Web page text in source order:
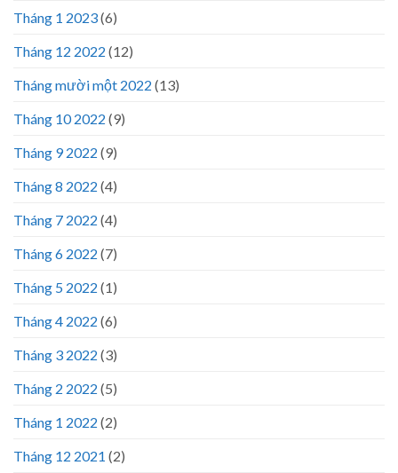
Tháng 1 2023(6)
Tháng 12 2022 (12)
Tháng mười một 2022 (13)
Tháng 10 2022 (9)
Tháng 9 2022 (9)
Tháng 8 2022 (4)
Tháng 7 2022 (4)
Tháng 6 2022 (7)
Tháng 5 2022 (1)
Tháng 4 2022 (6)
Tháng 3 2022 (3)
Tháng 2 2022 (5)
Tháng 1 2022 (2)
Tháng 12 2021 (2)